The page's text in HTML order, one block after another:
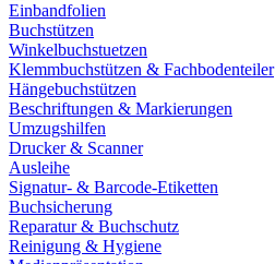
Einbandfolien
Buchstützen
Winkelbuchstuetzen
Klemmbuchstützen & Fachbodenteiler
Hängebuchstützen
Beschriftungen & Markierungen
Umzugshilfen
Drucker & Scanner
Ausleihe
Signatur- & Barcode-Etiketten
Buchsicherung
Reparatur & Buchschutz
Reinigung & Hygiene